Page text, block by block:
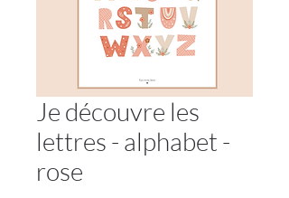
Je découvre les
lettres - alphabet -
rose